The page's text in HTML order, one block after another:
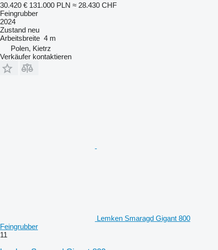
30.420 € 131.000 PLN ≈ 28.430 CHF
Feingrubber
2024
Zustand neu
Arbeitsbreite 4 m
Polen, Kietrz
Verkäufer kontaktieren
Lemken Smaragd Gigant 800
Feingrubber
11